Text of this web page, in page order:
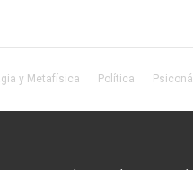
y Metafísica Política